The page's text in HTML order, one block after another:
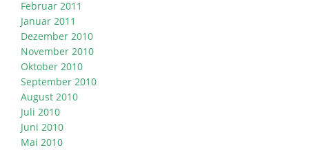
Februar 2011
Januar 2011
Dezember 2010
November 2010
Oktober 2010
September 2010
August 2010
Juli 2010
Juni 2010
Mai 2010